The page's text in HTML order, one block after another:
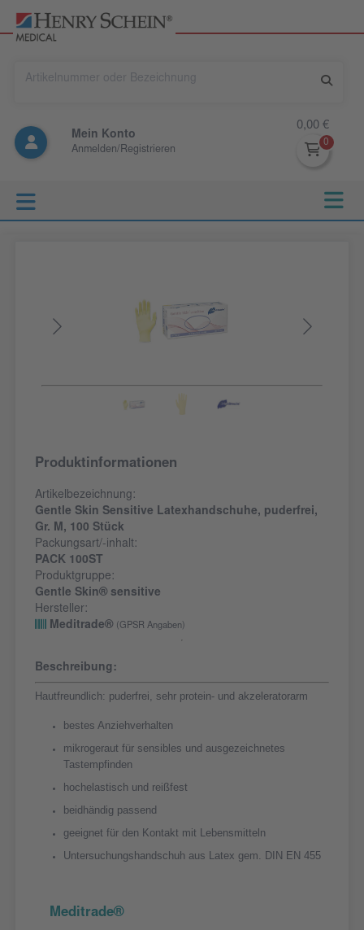
Mein Konto
Anmelden/Registrieren
0,00 €
Produktinformationen
Artikelbezeichnung:
Gentle Skin Sensitive Latexhandschuhe, puderfrei,
Gr. M, 100 Stück
Packungsart/-inhalt:
PACK 100ST
Produktgruppe:
Gentle Skin® sensitive
Hersteller:
Meditrade®
(GPSR Angaben)
Beschreibung:
Hautfreundlich: puderfrei, sehr protein- und akzeleratorarm
bestes Anziehverhalten
mikrogeraut für sensibles und ausgezeichnetes
Tastempfinden
hochelastisch und reißfest
beidhändig passend
geeignet für den Kontakt mit Lebensmitteln
Untersuchungshandschuh aus Latex gem. DIN EN 455
Meditrade®